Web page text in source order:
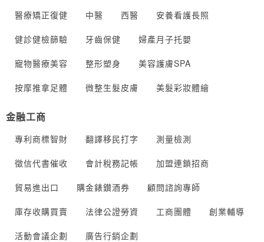
醫療矯正復健 中醫 西醫 安養看護長照
健診健檢篩驗 牙齒保健 婦產月子托嬰
寵物醫療美容 整形塑身 美容護膚SPA
按摩推拿足體 微整生髮皮膚 美髮彩妝體繪
金融工商
專利商標智財 翻譯移民打字 測量檢測
徵信代書催收 會計稅務記帳 加盟連鎖招商
貿易進出口 購金錶鑚酒券 顧問諮詢專師
庫存收購買賣 法律公證勞資 工商團體 創業輔導
活動會議企劃 廣告行銷企劃